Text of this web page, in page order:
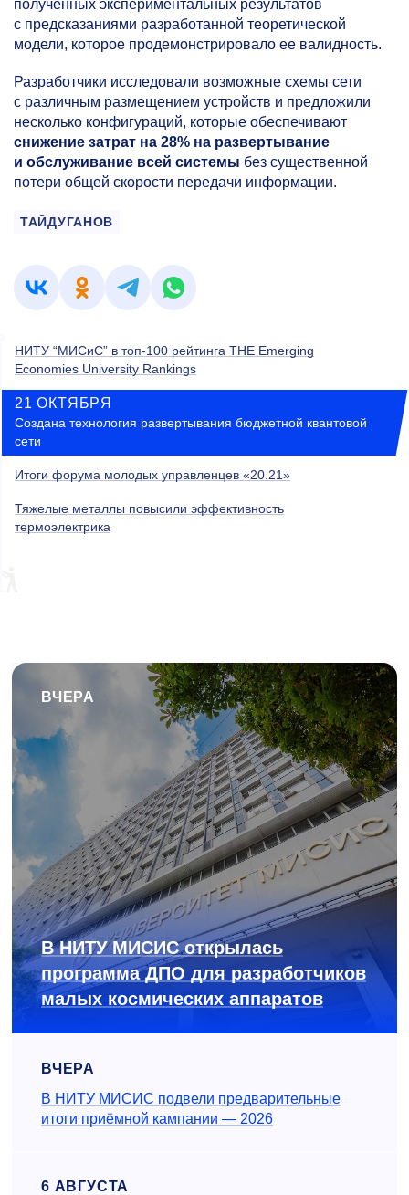
полученных экспериментальных результатов
с предсказаниями разработанной теоретической
модели, которое продемонстрировало ее валидность.
Разработчики исследовали возможные схемы сети
с различным размещением устройств и предложили
несколько конфигураций, которые обеспечивают
снижение затрат на 28% на развертывание
и обслуживание всей системы без существенной
потери общей скорости передачи информации.
ТАЙДУГАНОВ
НИТУ “МИСиС” в топ-100 рейтинга THE Emerging
Economies University Rankings
21 ОКТЯБРЯ
Создана технология развертывания бюджетной квантовой
сети
Итоги форума молодых управленцев «20.21»
Тяжелые металлы повысили эффективность
термоэлектрика
ВЧЕРА
В НИТУ МИСИС открылась
программа ДПО для разработчиков
малых космических аппаратов
ВЧЕРА
В НИТУ МИСИС подвели предварительные
итоги приёмной кампании — 2026
6 АВГУСТА